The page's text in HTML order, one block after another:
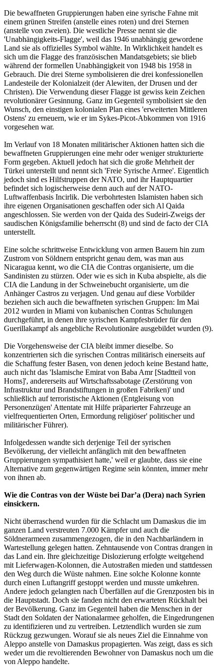
Die bewaffneten Gruppierungen haben eine syrische Fahne mit
einem grünen Streifen (anstelle eines roten) und drei Sternen
(anstelle von zweien). Die westliche Presse nennt sie die
'Unabhängigkeits-Flagge', weil das 1946 unabhängig gewordene
Land sie als offizielles Symbol wählte. In Wirklichkeit handelt es
sich um die Flagge des französischen Mandatsgebiets; sie blieb
während der formellen Unabhängigkeit von 1948 bis 1958 in
Gebrauch. Die drei Sterne symbolisieren die drei konfessionellen
Landesteile der Kolonialzeit (der Alewiten, der Drusen und der
Christen). Die Verwendung dieser Flagge ist gewiss kein Zeichen
revolutionärer Gesinnung. Ganz im Gegenteil symbolisiert sie den
Wunsch, den einstigen kolonialen Plan eines 'erweiterten Mittleren
Ostens' zu erneuern, wie er im Sykes-Picot-Abkommen von 1916
vorgesehen war.
Im Verlauf von 18 Monaten militärischer Aktionen hatten sich die
bewaffneten Gruppierungen eine mehr oder weniger strukturierte
Form gegeben. Aktuell jedoch hat sich die große Mehrheit der
Türkei unterstellt und nennt sich 'Freie Syrische Armee'. Eigentlich
jedoch sind es Hilfstruppen der NATO, und ihr Hauptquartier
befindet sich logischerweise denn auch auf der NATO-
Luftwaffenbasis Incirlik. Die verbohrtesten Islamisten haben sich
ihre eigenen Organisationen geschaffen oder sich Al Qaida
angeschlossen. Sie werden von der Qaida des Sudeiri-Zweigs der
saudischen Königsfamilie beherrscht (8) und sind de facto der CIA
unterstellt.
Eine solche schrittweise Entwicklung von armen Bauern hin zum
Zustrom von Söldnern entspricht genau dem, was man aus
Nicaragua kennt, wo die CIA die Contras organisierte, um die
Sandinisten zu stürzen. Oder wie es sich in Kuba abspielte, als die
CIA die Landung in der Schweinebucht organisierte, um die
Anhänger Castros zu verjagen. Und genau auf diese Vorbilder
beziehen sich auch die bewaffneten syrischen Gruppen: Im Mai
2012 wurden in Miami von kubanischen Contras Schulungen
durchgeführt, in denen ihre syrischen Kampfesbrüder für den
Guerillakampf als angebliche Revolutionäre ausgebildet wurden (9).
Die Vorgehensweise der CIA bleibt immer dieselbe. So
konzentrierten sich die syrischen Contras militärisch einerseits auf
die Schaffung fester Basen, von denen jedoch keine Bestand hatte,
auch nicht das 'Islamische Emirat von Baba Amr [Stadtteil von
Homs]', andererseits auf Wirtschaftssabotage (Zerstörung von
Infrastruktur und Brandstiftungen in großen Fabriken)' und
schließlich auf terroristische Aktionen (Entgleisung von
Personenzügen' Attentate mit Hilfe präparierter Fahrzeuge an
vielfrequentierten Orten, Ermordung religiöser' politischer und
militärischer Führer).
Infolgedessen wandte sich derjenige Teil der syrischen
Bevölkerung, der vielleicht anfänglich mit den bewaffneten
Gruppierungen sympathisiert hatte,' weil er glaubte, dass sie eine
Alternative zum gegenwärtigen Regime sein könnten, immer mehr
von ihnen ab.
Wie die Contras von der Wüste bei Dar’a (Dera) nach Syrien
einsickern.
Nicht überraschend wurden für die Schlacht um Damaskus die im
ganzen Land verstreuten 7.000 Kämpfer und auch die
Söldnerarmeen zusammengezogen, die in den Nachbarländern in
Wartestellung gelegen hatten. Zehntausende von Contras drangen in
das Land ein. Ihre gleichzeitige Dislozierung erfolgte weitgehend
mit Lieferwagen-Kolonnen, die Autostraßen mieden und stattdessen
den Weg durch die Wüste nahmen. Eine solche Kolonne konnte
durch einen Luftangriff gestoppt werden und musste umkehren.
Andere jedoch gelangten nach Überfällen auf die Grenzposten bis in
die Hauptstadt. Doch sie fanden nicht den erwarteten Rückhalt bei
der Bevölkerung. Ganz im Gegenteil haben die Menschen in der
Stadt den Soldaten der Nationalarmee geholfen, die Eingedrungenen
zu identifizieren und zu vertreiben. Letztendlich wurden sie zum
Rückzug gezwungen. Worauf sie als neues Ziel die Einnahme von
Aleppo anstelle von Damaskus propagierten. Was zeigt, dass es sich
weder um die revoltierenden Bewohner von Damaskus noch um die
von Aleppo handelte.